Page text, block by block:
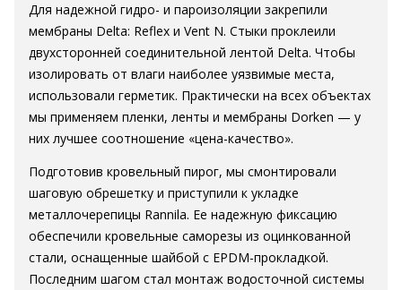
Для надежной гидро- и пароизоляции закрепили
мембраны Delta: Reflex и Vent N. Стыки проклеили
двухсторонней соединительной лентой Delta. Чтобы
изолировать от влаги наиболее уязвимые места,
использовали герметик. Практически на всех объектах
мы применяем пленки, ленты и мембраны Dorken — у
них лучшее соотношение «цена-качество».
Подготовив кровельный пирог, мы смонтировали
шаговую обрешетку и приступили к укладке
металлочерепицы Rannila. Ее надежную фиксацию
обеспечили кровельные саморезы из оцинкованной
стали, оснащенные шайбой с EPDM-прокладкой.
Последним шагом стал монтаж водосточной системы